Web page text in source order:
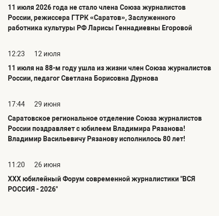
11 июля 2026 года не стало члена Союза журналистов
России, режиссера ГТРК «Саратов», Заслуженного
работника культуры РФ Ларисы Геннадиевны Егоровой
12:23
12 июля
11 июля на 88-м году ушла из жизни член Союза журналистов
России, педагог Светлана Борисовна Дурнова
17:44
29 июня
Саратовское региональное отделение Союза журналистов
России поздравляет с юбилеем Владимира Рязанова!
Владимир Васильевичу Рязанову исполнилось 80 лет!
11:20
26 июня
ХХХ юбилейный Форум современной журналистики "ВСЯ
РОССИЯ - 2026"